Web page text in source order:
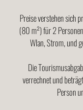
Preise verstehen sich
(80 m²) für 2
Wlan, Strom, und
Die
verrechnet und
Person